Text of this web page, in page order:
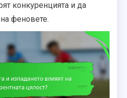
конкуренцията и да
феновете.